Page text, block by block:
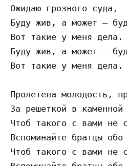
Ожидаю грозного суда,
Буду жив, а может —
Вот такие у меня дела.
Буду жив, а может —
Вот такие у меня дела.
Пролетела молодость,
За решеткой в
Чтоб такого с вами не
Вспоминайте братцы
Чтоб такого с вами не